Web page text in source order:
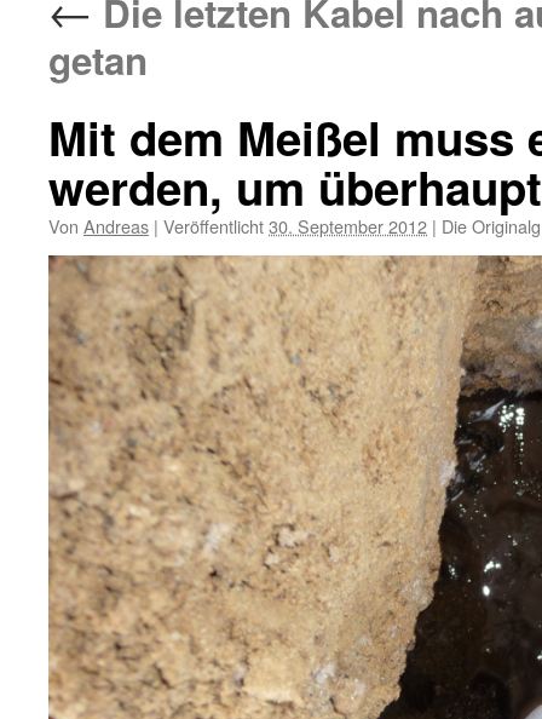
Die letzten Kabel nach
getan
Mit dem Meißel
werden, um
Von Andreas | Veröffentlicht30. September 2012 | Die